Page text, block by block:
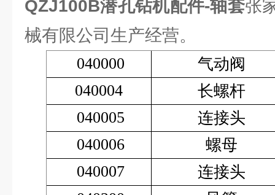
QZJ100B潜孔钻机配件-轴套张
械有限公司生产经营。
040000 气动阀
040004 长螺杆
040005 连接头
040006 螺母
040007 连接头